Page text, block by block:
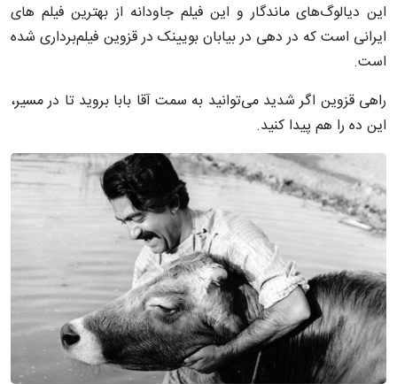
این دیالوگ‌های ماندگار و این فیلم جاودانه از بهترین فیلم های
ایرانی است که در دهی در بیابان بویینک در قزوین فیلم‌برداری شده
است.
راهی قزوین اگر شدید می‌توانید به سمت آقا بابا بروید تا در مسیر،
این ده را هم پیدا کنید.